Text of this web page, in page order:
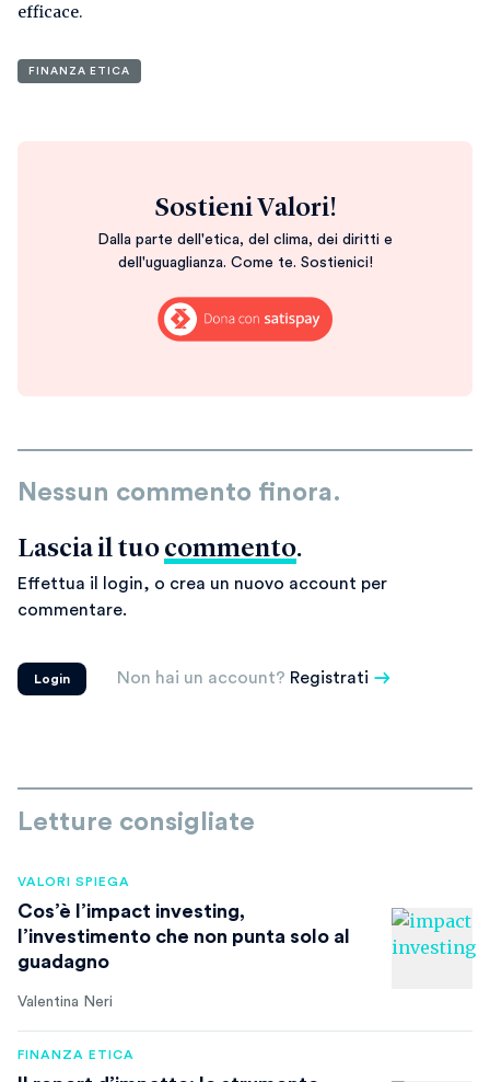
efficace.
FINANZA ETICA
Sostieni Valori!
Dalla parte dell'etica, del clima, dei diritti e
dell'uguaglianza. Come te. Sostienici!
Nessun commento finora.
Lascia il tuo commento.
Effettua il login, o crea un nuovo account per
commentare.
Login Non hai un account? Registrati
Letture consigliate
VALORI SPIEGA
Cos’è l’impact investing,
l’investimento che non punta solo al
guadagno
Valentina Neri
FINANZA ETICA